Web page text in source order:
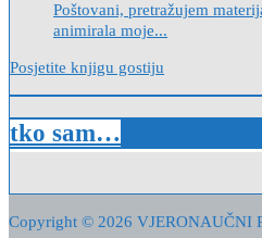
Poštovani, pretražujem
animirala moje...
Posjetite knjigu gostiju
tko sam…
Copyright © 2026 VJERONAUČNI